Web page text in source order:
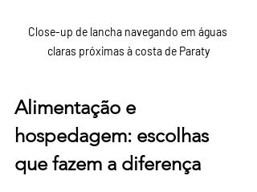
Close-up de lancha navegando em águas
claras próximas à costa de Paraty
Alimentação e
hospedagem: escolhas
que fazem a diferença